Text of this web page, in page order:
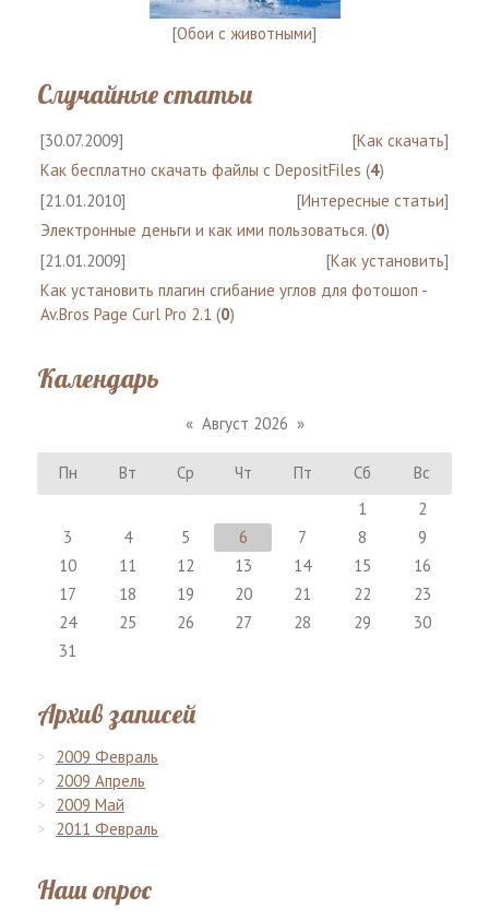
[Обои с животными]
Случайные статьи
[30.07.2009] [Как скачать]
Как бесплатно скачать файлы с DepositFiles (4)
[21.01.2010]
[Интересные статьи]
Электронные деньги и как ими пользоваться. (0)
[21.01.2009]
[Как установить]
Как установить плагин сгибание углов для фотошоп -
Av.Bros Page Curl Pro 2.1 (0)
Календарь
« Август 2026 »
Пн Вт Ср Чт Пт Сб
Вс
1
2
3
4 5 6 7 8
9
10
11 12 13 14 15
16
17
18 19 20 21 22
23
24
25 26 27 28 29
30
31
Архив записей
2009 Февраль
2009 Апрель
2009 Май
2011 Февраль
Наш опрос